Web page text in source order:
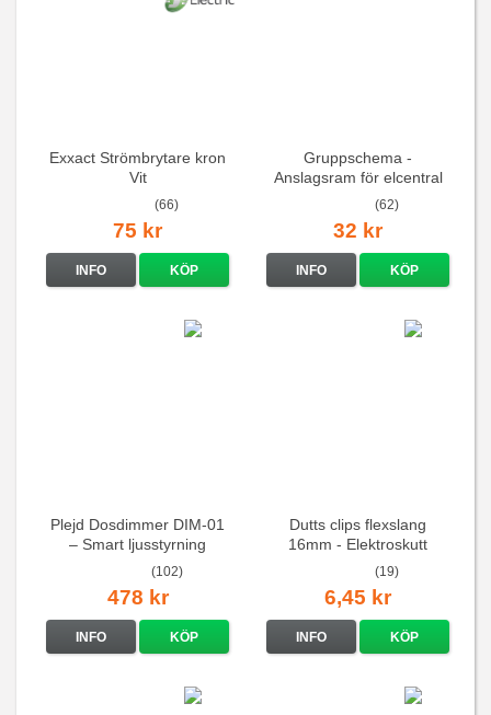
Exxact Strömbrytare kron
Vit
(66)
75 kr
INFO KÖP
Gruppschema -
Anslagsram för elcentral
(62)
32 kr
INFO KÖP
Plejd Dosdimmer DIM-01
– Smart ljusstyrning
(102)
478 kr
INFO KÖP
Dutts clips flexslang
16mm - Elektroskutt
(19)
6,45 kr
INFO KÖP